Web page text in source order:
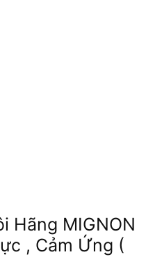
Hãng MIGNON
, Cảm Ứng (